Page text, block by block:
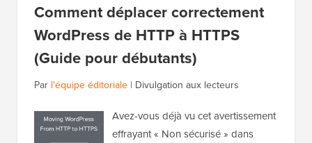
Comment déplacer correctement
WordPress de HTTP à HTTPS
(Guide pour débutants)
Par l'équipe éditoriale | Divulgation aux lecteurs
Avez-vous déjà vu cet avertissement
effrayant « Non sécurisé » dans